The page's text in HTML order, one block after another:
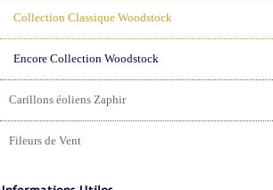
Collection Classique Woodstock
Encore Collection Woodstock
Carillons éoliens Zaphir
Fileurs de Vent